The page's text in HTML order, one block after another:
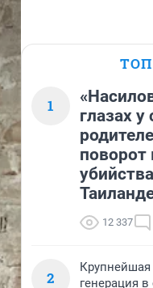
ТОП
1
глазах
поворот
12 337
2
Крупнейшая
генерация